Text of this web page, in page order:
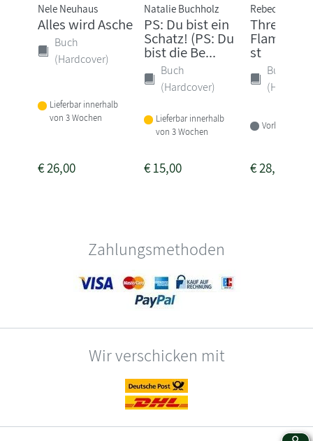
Nele Neuhaus
Alles wird Asche
Buch
(Hardcover)
Lieferbar innerhalb
von 3 Wochen
€26,00
Natalie Buchholz
PS: Du bist ein
Schatz! (PS: Du
bist die Be...
Buch
(Hardcover)
Lieferbar innerhalb
von 3 Wochen
€15,00
Rebecca
Threshing
st
Buch
Vorbestellbar
€28,00
Zahlungsmethoden
Wir verschicken mit